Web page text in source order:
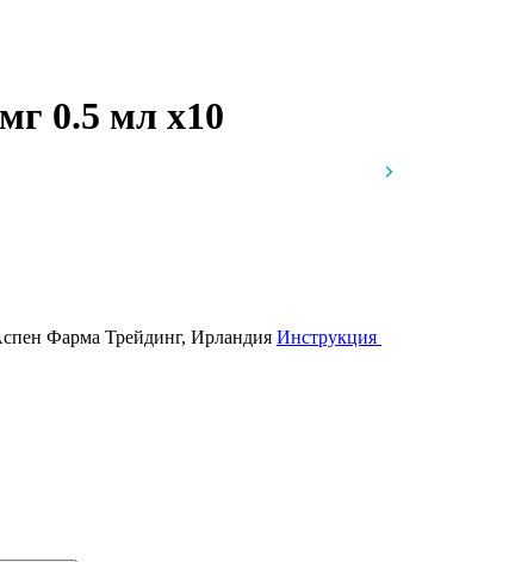
0.5 мл x10
Фарма Трейдинг, Ирландия Инструкция